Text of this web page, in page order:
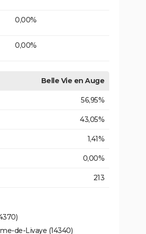
0,00%
0,00%
Belle Vie en Auge
56,95%
43,05%
1,41%
0,00%
213
de-Livaye (14340)